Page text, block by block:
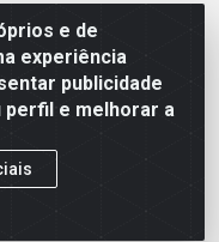
e de
experiência
publicidade
perfil e melhorar a
Senador Queiróz, 274
SP – CNPJ